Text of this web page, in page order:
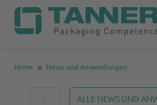
Home News und Anwendungen
ALLE NEWS UND